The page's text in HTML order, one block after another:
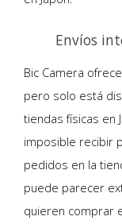
Envíos
Bic Camera
pero solo está
tiendas físicas en
imposible recibir
pedidos en la
puede parecer
quieren comprar